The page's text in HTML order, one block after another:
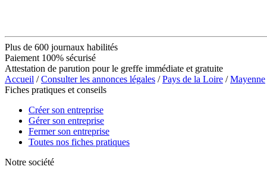
Plus de 600 journaux habilités
Paiement 100% sécurisé
Attestation de parution pour le greffe immédiate et gratuite
Accueil /Consulter les annonces légales /Pays de la Loire /Mayenne
Fiches pratiques et conseils
Créer son entreprise
Gérer son entreprise
Fermer son entreprise
Toutes nos fiches pratiques
Notre société